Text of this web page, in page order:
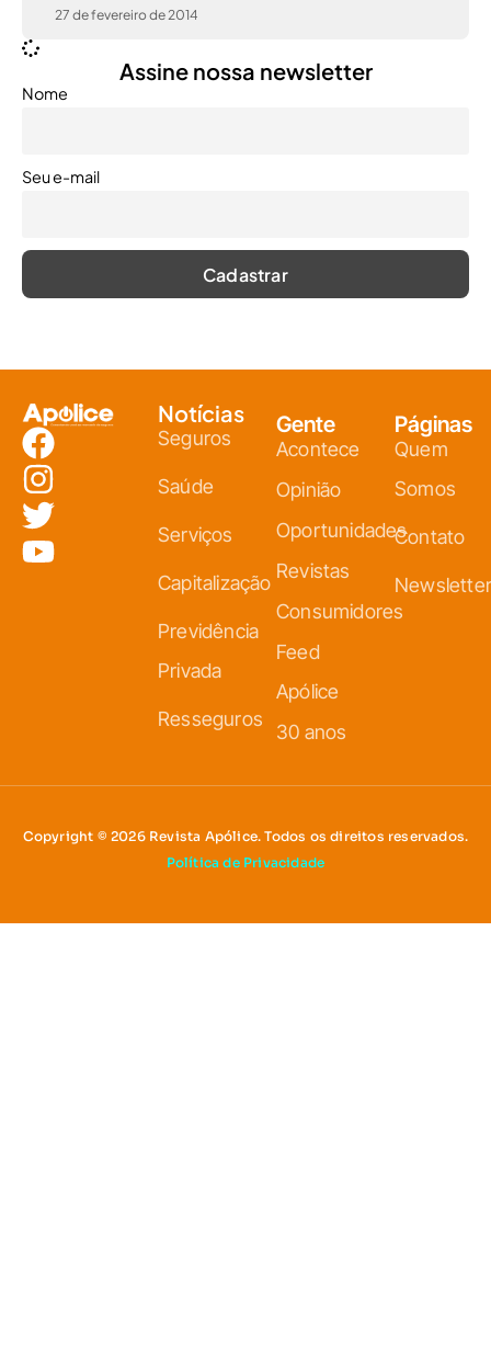
27 de fevereiro de 2014
Assine nossa newsletter
Nome
Seu e-mail
Notícias
Seguros
Saúde
Serviços
Capitalização
Previdência
Privada
Resseguros
Gente
Acontece
Opinião
Oportunidades
Revistas
Consumidores
Feed
Apólice
30 anos
Páginas
Quem
Somos
Contato
Newsletter
Copyright © 2026 Revista Apólice. Todos os direitos reservados.
Política de Privacidade